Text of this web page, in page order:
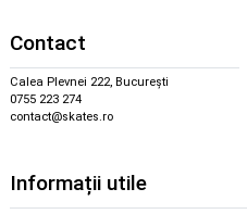
Contact
Calea Plevnei 222, București
0755 223 274
contact@skates.ro
Informații utile